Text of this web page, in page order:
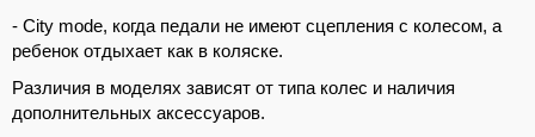
- City mode, когда педали не имеют сцепления с колесом, а
ребенок отдыхает как в коляске.
Различия в моделях зависят от типа колес и наличия
дополнительных аксессуаров.